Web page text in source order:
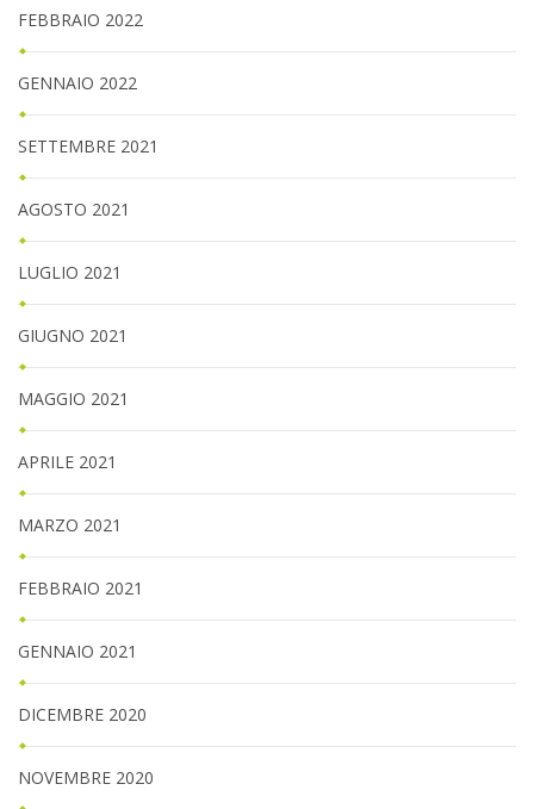
FEBBRAIO 2022
GENNAIO 2022
SETTEMBRE 2021
AGOSTO 2021
LUGLIO 2021
GIUGNO 2021
MAGGIO 2021
APRILE 2021
MARZO 2021
FEBBRAIO 2021
GENNAIO 2021
DICEMBRE 2020
NOVEMBRE 2020